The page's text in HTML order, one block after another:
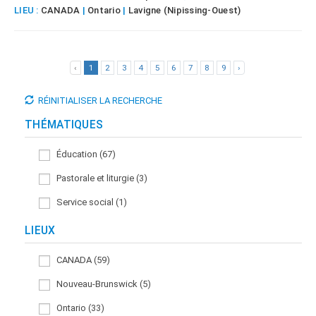
LIEU : CANADA | Ontario | Lavigne (Nipissing-Ouest)
‹ 1 2 3 4 5 6 7 8 9 ›
RÉINITIALISER LA RECHERCHE
THÉMATIQUES
Éducation (67)
Pastorale et liturgie (3)
Service social (1)
LIEUX
CANADA (59)
Nouveau-Brunswick (5)
Ontario (33)